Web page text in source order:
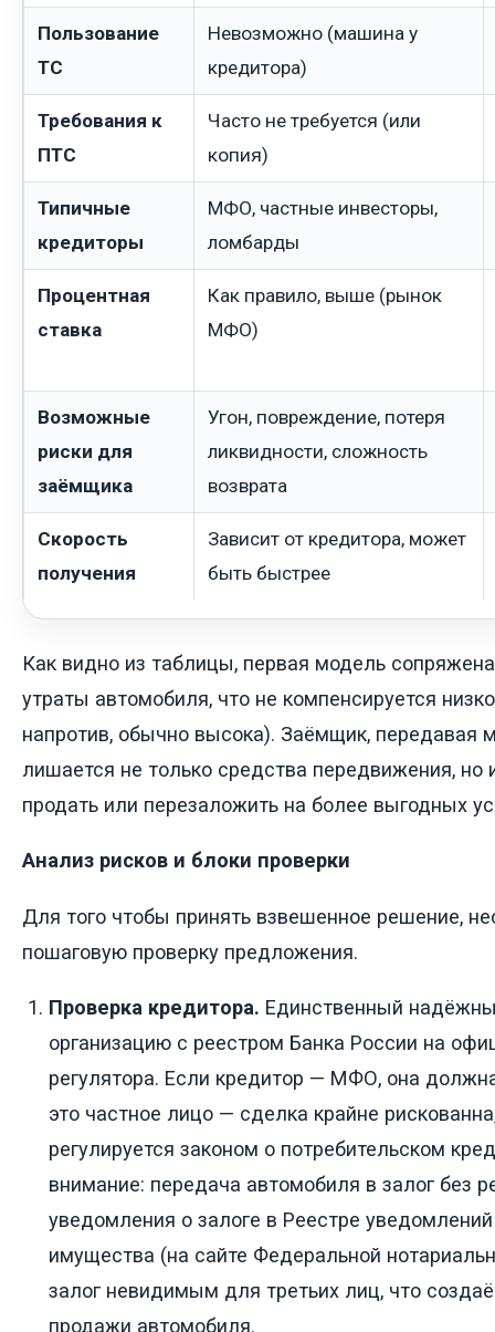
Пользование
ТС
Невозможно (машина у
кредитора)
Требования к
ПТС
Часто не требуется (или
копия)
Типичные
кредиторы
МФО, частные инвесторы,
ломбарды
Процентная
ставка
Как правило, выше (рынок
МФО)
Возможные
риски для
заёмщика
Угон, повреждение, потеря
ликвидности, сложность
возврата
Скорость
получения
Зависит от кредитора, может
быть быстрее
Как видно из таблицы, первая модель
утраты автомобиля, что не компенсируется
напротив, обычно высока). Заёмщик, передавая
лишается не только средства передвижения, но
продать или перезаложить на более выгодных
Анализ рисков и блоки проверки
Для того чтобы принять взвешенное решение,
пошаговую проверку предложения.
Проверка кредитора. Единственный
организацию с реестром Банка России на
регулятора. Если кредитор — МФО, она
это частное лицо — сделка крайне
регулируется законом о потребительском
внимание: передача автомобиля в залог без
уведомления о залоге в Реестре
имущества (на сайте Федеральной
залог невидимым для третьих лиц, что
продажи автомобиля.